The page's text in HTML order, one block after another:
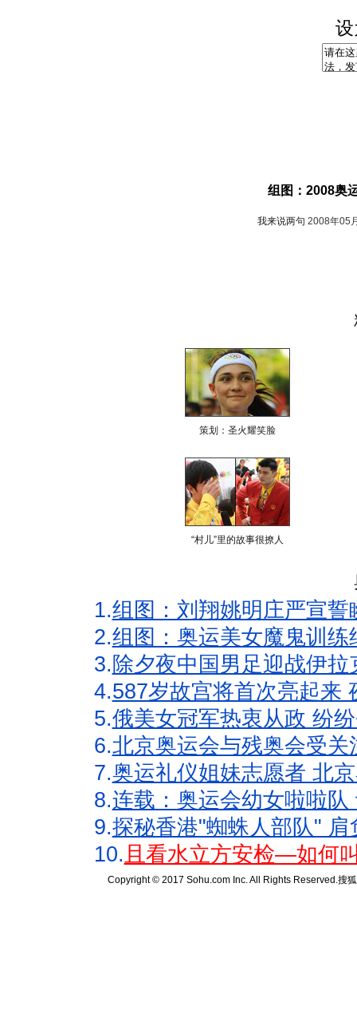
组图：2008奥
我来说两句 2008年05
策划：圣火耀笑脸
“村儿”里的故事很撩人
1.组图：刘翔姚明庄严宣
2.组图：奥运美女魔鬼训
3. 除夕夜中国男足迎战伊
4.587岁故宫将首次亮起来
5.俄美女冠军热衷从政 纷
6.北京奥运会与残奥会受
7.奥运礼仪姐妹志愿者 北
8.连载：奥运会幼女啦啦
9.探秘香港"蜘蛛人部队"
10.且看水立方安检—如何
Copyright © 2017 Sohu.com Inc. All Rights Reserved.搜